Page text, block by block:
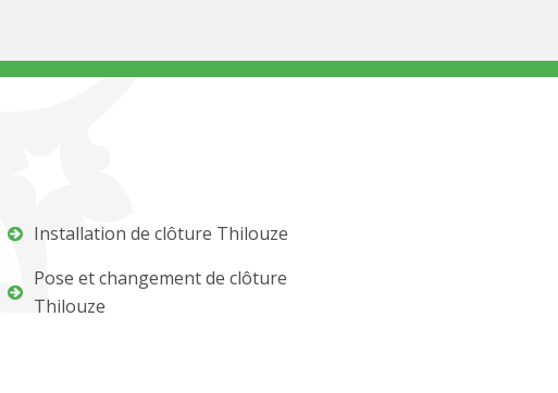
Installation de clôture Thilouze
Pose et changement de clôture
Thilouze